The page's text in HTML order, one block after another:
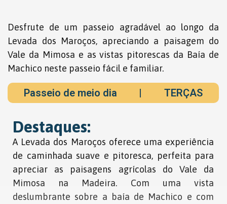
Desfrute de um passeio agradável ao longo da
Levada dos Maroços, apreciando a paisagem do
Vale da Mimosa e as vistas pitorescas da Baía de
Machico neste passeio fácil e familiar.
Passeio de meio dia | TERÇAS
Destaques:
A Levada dos Maroços oferece uma experiência
de caminhada suave e pitoresca, perfeita para
apreciar as paisagens agrícolas do Vale da
Mimosa na Madeira. Com uma vista
deslumbrante sobre a baía de Machico e com